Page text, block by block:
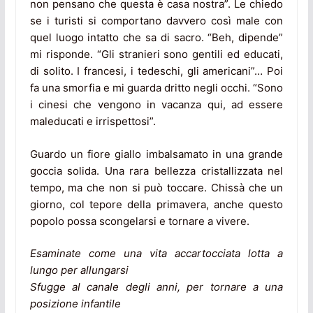
non pensano che questa è casa nostra”. Le chiedo
se i turisti si comportano davvero così male con
quel luogo intatto che sa di sacro. “Beh, dipende”
mi risponde. “Gli stranieri sono gentili ed educati,
di solito. I francesi, i tedeschi, gli americani”… Poi
fa una smorfia e mi guarda dritto negli occhi. “Sono
i cinesi che vengono in vacanza qui, ad essere
maleducati e irrispettosi”.
Guardo un fiore giallo imbalsamato in una grande
goccia solida. Una rara bellezza cristallizzata nel
tempo, ma che non si può toccare. Chissà che un
giorno, col tepore della primavera, anche questo
popolo possa scongelarsi e tornare a vivere.
Esaminate come una vita accartocciata lotta a
lungo per allungarsi
Sfugge al canale degli anni, per tornare a una
posizione infantile